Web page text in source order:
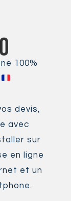
100%
devis,
avec
sur
en ligne
et un